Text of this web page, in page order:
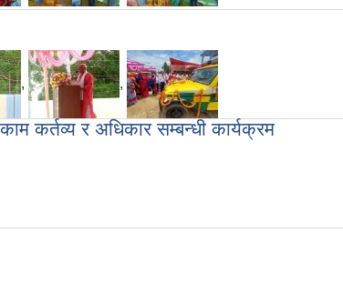
, ,
कर्तव्य र अधिकार सम्बन्धी कार्यक्रम